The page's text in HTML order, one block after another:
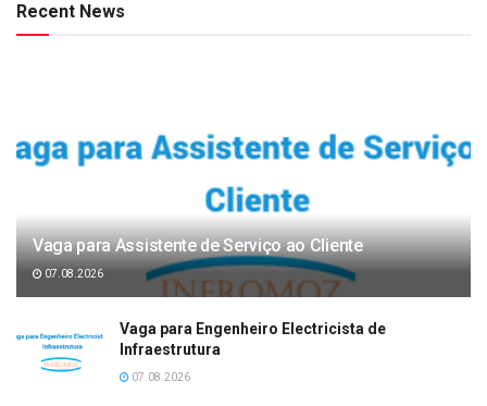
Recent News
Vaga para Assistente de Serviço ao Cliente
07.08.2026
Vaga para Engenheiro Electricista de
Infraestrutura
07.08.2026